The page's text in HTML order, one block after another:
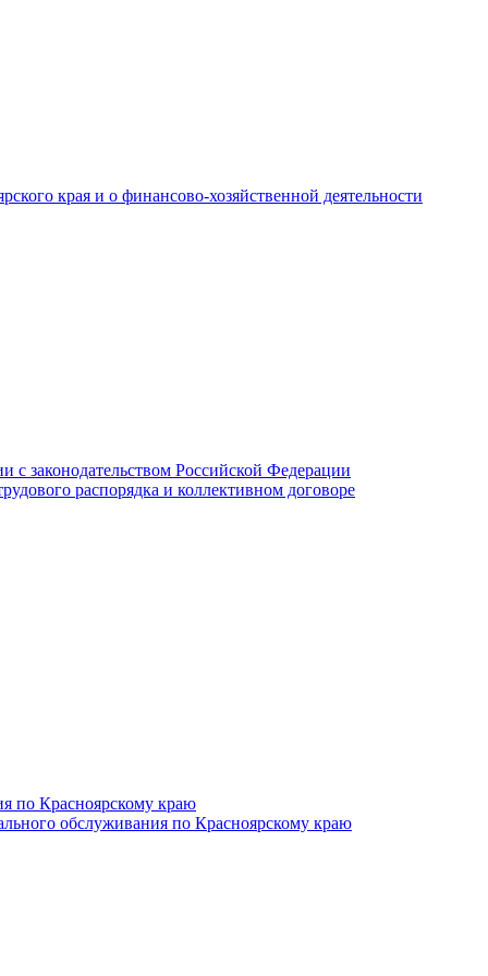
края и о финансово-хозяйственной деятельности
законодательством Российской Федерации
распорядка и коллективном договоре
по Красноярскому краю
обслуживания по Красноярскому краю